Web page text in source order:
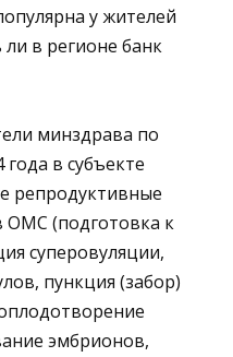
у жителей
в регионе банк
минздрава по
в субъекте
репродуктивные
ОМС (подготовка к
суперовуляции,
пункция (забор)
эмбрионов,